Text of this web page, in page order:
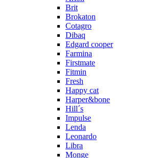
Brit
Brokaton
Cotagro
Dibaq
Edgard cooper
Farmina
Firstmate
Fitmin
Fresh
Happy cat
Harper&bone
Hill´s
Impulse
Lenda
Leonardo
Libra
Monge